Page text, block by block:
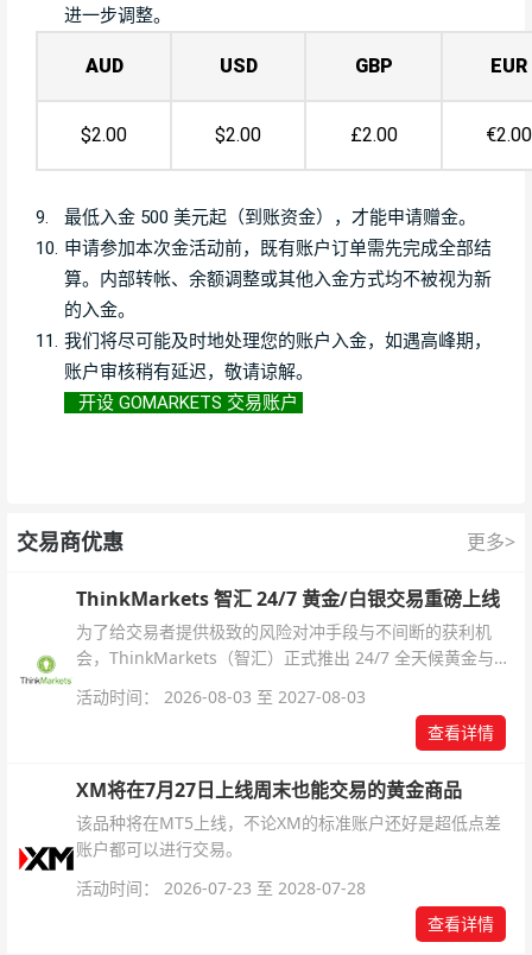
进一步调整。
AUD USD GBP EUR
$2.00 $2.00 £2.00 €2.00
9.
最低入金 500 美元起（到账资金），才能申请赠金。
10. 申请参加本次金活动前，既有账户订单需先完成全部结
算。内部转帐、余额调整或其他入金方式均不被视为新
的入金。
11. 我们将尽可能及时地处理您的账户入金，如遇高峰期，
账户审核稍有延迟，敬请谅解。
开设 GOMARKETS 交易账户
交易商优惠 更多>
ThinkMarkets 智汇 24/7 黄金/白银交易重磅上线
为了给交易者提供极致的风险对冲手段与不间断的获利机
会，ThinkMarkets（智汇）正式推出 24/7 全天候黄金与白
杆配置、支持软件及交易细则。
活动时间： 2026-08-03 至 2027-08-03
查看详情
XM将在7月27日上线周末也能交易的黄金商品
该品种将在MT5上线，不论XM的标准账户还好是超低点差
账户都可以进行交易。
活动时间： 2026-07-23 至 2028-07-28
查看详情